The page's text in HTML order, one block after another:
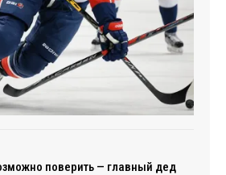
поверить — главный дед